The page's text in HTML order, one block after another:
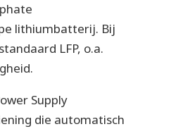
lithiumbatterij. Bij
LFP, o.a.
Supply
die automatisch